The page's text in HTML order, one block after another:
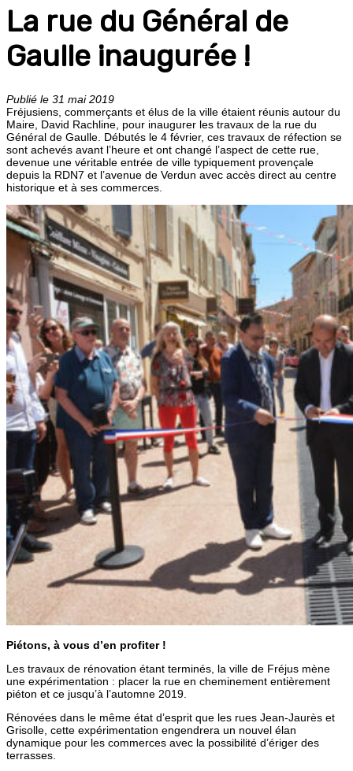
La rue du Général de
Gaulle inaugurée !
Publié le 31 mai 2019
Fréjusiens, commerçants et élus de la ville étaient réunis autour du
Maire, David Rachline, pour inaugurer les travaux de la rue du
Général de Gaulle. Débutés le 4 février, ces travaux de réfection se
sont achevés avant l’heure et ont changé l’aspect de cette rue,
devenue une véritable entrée de ville typiquement provençale
depuis la RDN7 et l’avenue de Verdun avec accès direct au centre
historique et à ses commerces.
Piétons, à vous d’en profiter !
Les travaux de rénovation étant terminés, la ville de Fréjus mène
une expérimentation : placer la rue en cheminement entièrement
piéton et ce jusqu’à l’automne 2019.
Rénovées dans le même état d’esprit que les rues Jean-Jaurès et
Grisolle, cette expérimentation engendrera un nouvel élan
dynamique pour les commerces avec la possibilité d’ériger des
terrasses.